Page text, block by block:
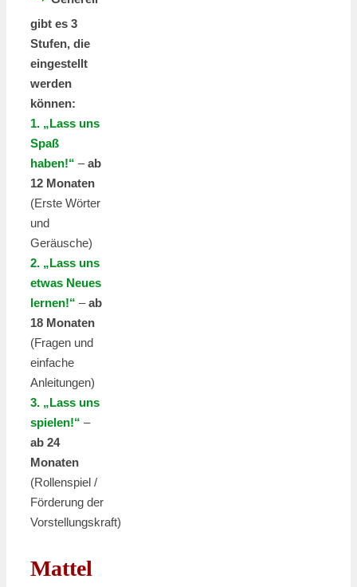
gibt es 3
Stufen, die
eingestellt
werden
können:
1. „Lass uns
Spaß
haben!“ –ab
12 Monaten
(Erste Wörter
und
Geräusche)
2. „Lass uns
etwas Neues
lernen!“ –ab
18 Monaten
(Fragen und
einfache
Anleitungen)
3. „Lass uns
spielen!“ –
ab 24
Monaten
(Rollenspiel /
Förderung der
Vorstellungskraft)
Mattel